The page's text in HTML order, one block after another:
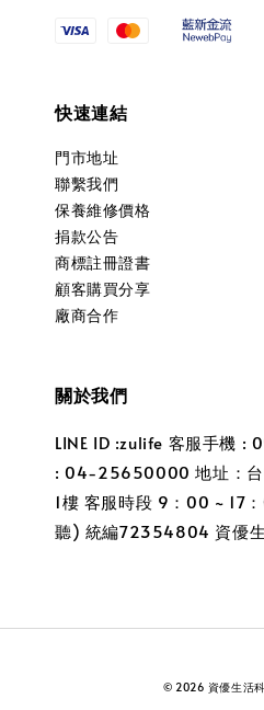
快速連結
門市地址
聯繫我們
保養維修價格
捐款公告
商標註冊證書
顧客購買分享
廠商合作
關於我們
LINE ID :zulife 客服手機
: 04-25650000 地址：台
1樓 客服時段 9：00 ~ 17
聽) 統編72354804 資優
© 2026 資優生活